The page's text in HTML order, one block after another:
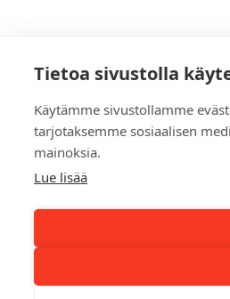
Tietoa sivustolla
Käytämme sivustollamme
tarjotaksemme sosiaalisen
mainoksia.
Lue lisää